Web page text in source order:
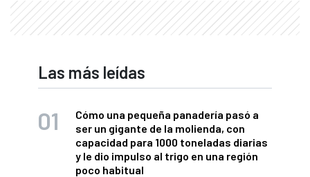
Las más leídas
Cómo una pequeña panadería pasó a
ser un gigante de la molienda, con
capacidad para 1000 toneladas diarias
y le dio impulso al trigo en una región
poco habitual